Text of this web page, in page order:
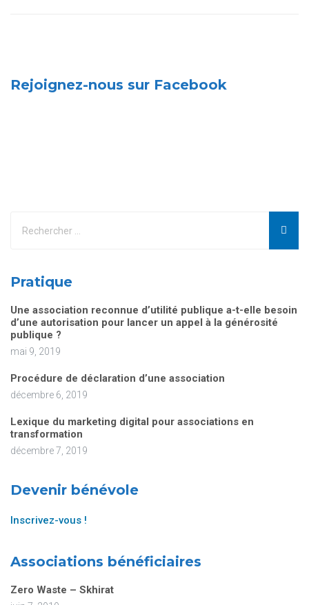
Rejoignez-nous sur Facebook
Pratique
Une association reconnue d’utilité publique a-t-elle besoin
d’une autorisation pour lancer un appel à la générosité
publique ?
mai 9, 2019
Procédure de déclaration d’une association
décembre 6, 2019
Lexique du marketing digital pour associations en
transformation
décembre 7, 2019
Devenir bénévole
Inscrivez-vous !
Associations bénéficiaires
Zero Waste – Skhirat